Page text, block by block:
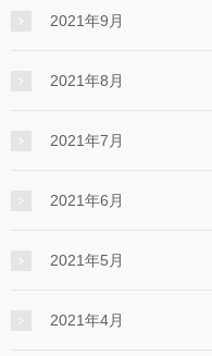
2021年9月
2021年8月
2021年7月
2021年6月
2021年5月
2021年4月